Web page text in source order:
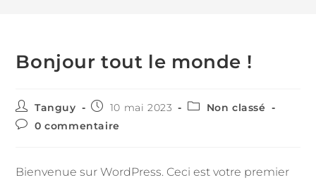
Bonjour tout le monde !
Tanguy 10 mai 2023
Non classé
0 commentaire
Bienvenue sur WordPress. Ceci est votre premier